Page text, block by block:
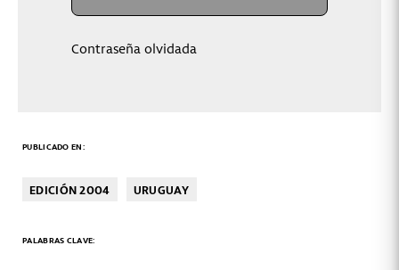
Contraseña olvidada
PUBLICADO EN:
EDICIÓN 2004 URUGUAY
PALABRAS CLAVE: